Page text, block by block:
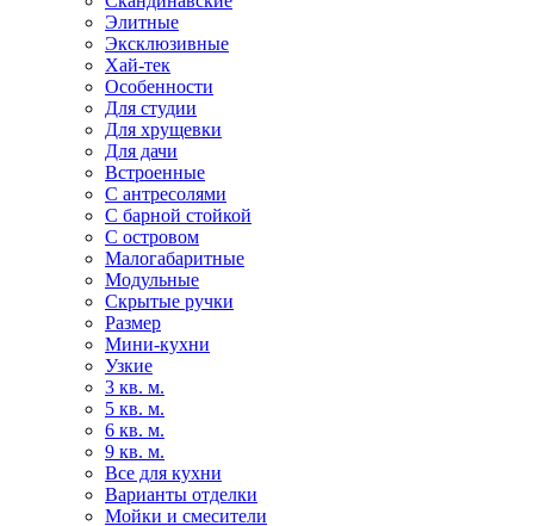
Элитные
Эксклюзивные
Хай-тек
Особенности
Для студии
Для хрущевки
Для дачи
Встроенные
С антресолями
С барной стойкой
С островом
Малогабаритные
Модульные
Скрытые ручки
Размер
Мини-кухни
Узкие
3 кв. м.
5 кв. м.
6 кв. м.
9 кв. м.
Все для кухни
Варианты отделки
Мойки и смесители